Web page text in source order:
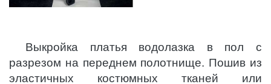
Выкройка платья водолазка в пол с
разрезом на переднем полотнище. Пошив из
эластичных костюмных тканей или